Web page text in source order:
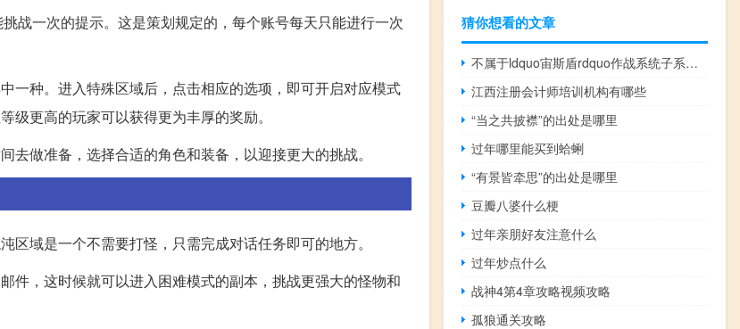
战一次的提示。这是策划规定的，每个账号每天只能进行一次
一种。进入特殊区域后，点击相应的选项，即可开启对应模式
更高的玩家可以获得更为丰厚的奖励。
做准备，选择合适的角色和装备，以迎接更大的挑战。
域是一个不需要打怪，只需完成对话任务即可的地方。
件，这时候就可以进入困难模式的副本，挑战更强大的怪物和
猜你想看的文章
不属于ldquo宙斯盾rdquo作战系统子系统的一个是()A武器控制子系统b
江西注册会计师培训机构有哪些
“当之共披襟”的出处是哪里
过年哪里能买到蛤蜊
“有景皆牵思”的出处是哪里
豆瓣八婆什么梗
过年亲朋好友注意什么
过年炒点什么
战神4第4章攻略视频攻略
孤狼通关攻略